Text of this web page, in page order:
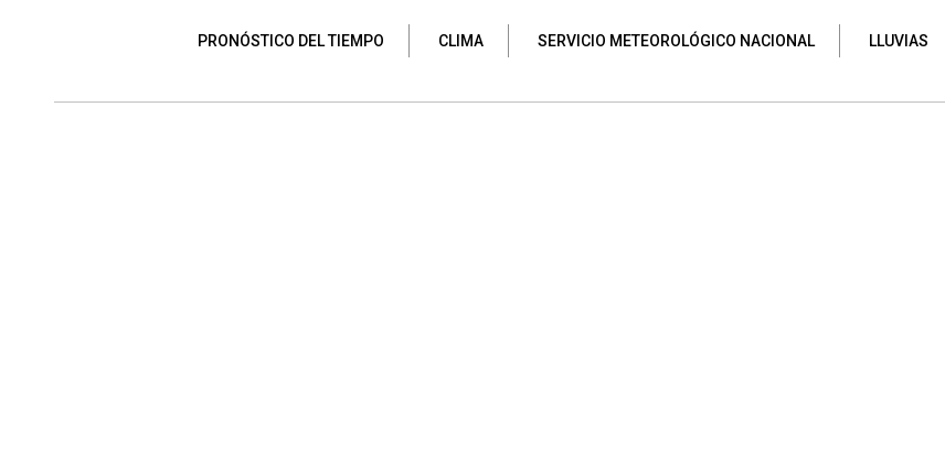
PRONÓSTICO DEL TIEMPO CLIMA SERVICIO METEOROLÓGICO NACIONAL LLUVIAS